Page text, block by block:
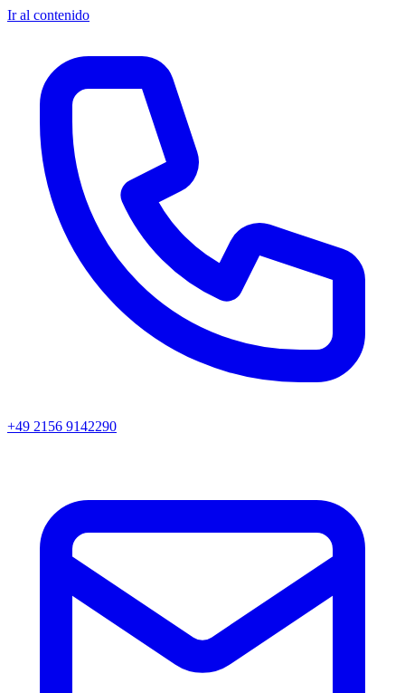
Ir al contenido
+49 2156 9142290